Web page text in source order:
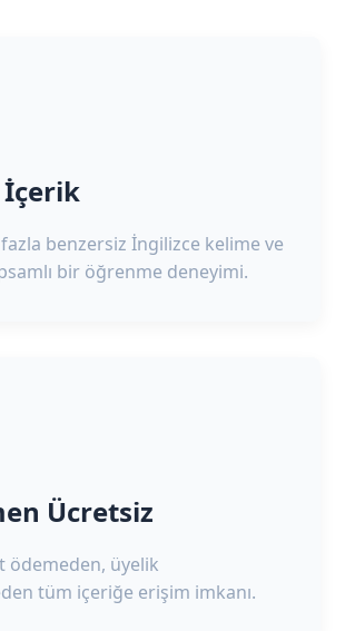
benzersiz İngilizce kelime ve
bir öğrenme deneyimi.
Ücretsiz
ödemeden, üyelik
tüm içeriğe erişim imkanı.